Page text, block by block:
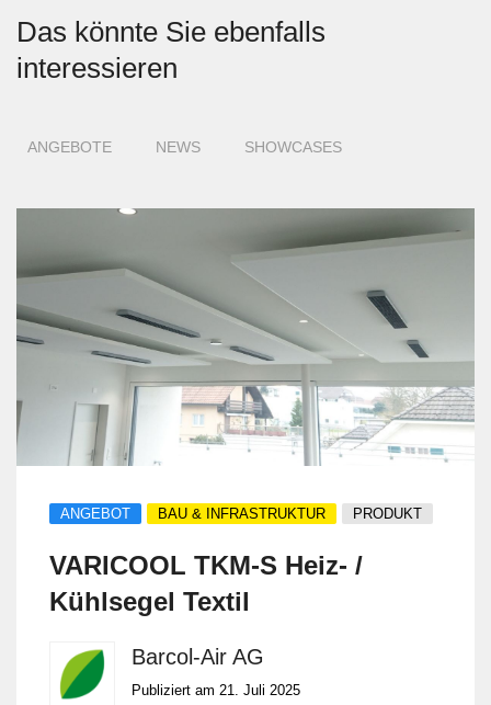
Das könnte Sie ebenfalls
interessieren
ANGEBOTE NEWS SHOWCASES
ANGEBOT BAU & INFRASTRUKTUR PRODUKT
VARICOOL TKM-S Heiz- /
Kühlsegel Textil
Barcol-Air AG
Publiziert am 21. Juli 2025